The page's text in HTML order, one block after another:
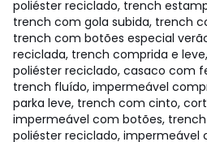
poliéster reciclado, trench
trench com gola subida, trench
trench com botões especial
reciclada, trench comprida e
poliéster reciclado, casaco com
trench fluído, impermeável
parka leve, trench com cinto,
impermeável com botões,
poliéster reciclado, impermeável